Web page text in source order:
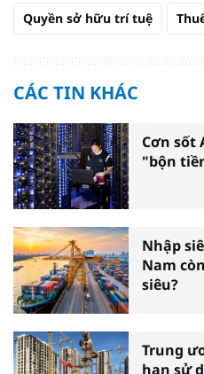
Quyền sở hữu trí tuệ
CÁC TIN KHÁC
Cơn sốt
"bộn
Nhập
Nam
siêu?
Trung
hạn sử